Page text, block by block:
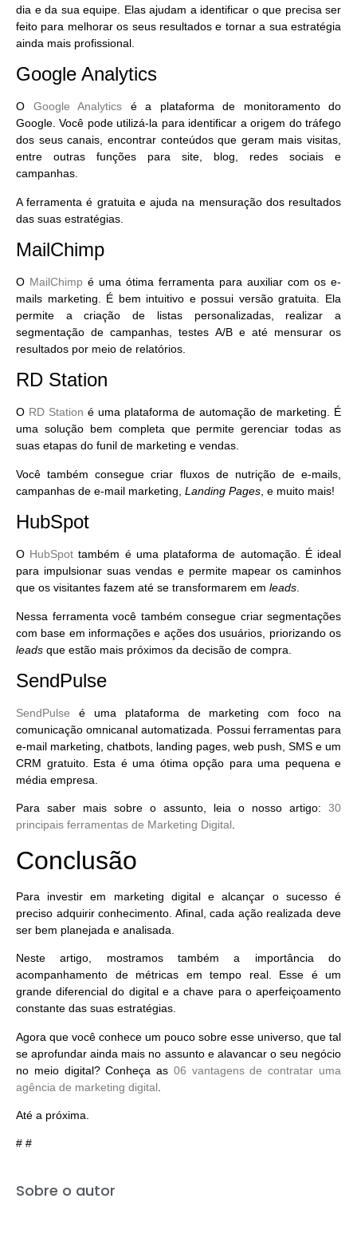
dia e da sua equipe. Elas ajudam a identificar o que precisa ser
feito para melhorar os seus resultados e tornar a sua estratégia
ainda mais profissional
Google Analytics
O Google Analytics é a plataforma de monitoramento do
Google. Você pode utilizá-la para identificar a origem do tráfego
dos seus canais, encontrar conteúdos que geram mais visitas,
entre outras funções para site, blog, redes sociais e
campanhas.
A ferramenta é gratuita e ajuda na mensuração dos resultados
das suas estratégias.
MailChimp
O MailChimp é uma ótima ferramenta para auxiliar com os e-
mails marketing . É bem intuitivo e possui versão gratuita. Ela
permite a criação de listas personalizadas, realizar a
segmentação de campanhas, testes A/B e até mensurar os
resultados por meio de relatórios.
RD Station
O RD Station é uma plataforma de automação de marketing. É
uma solução bem completa que permite gerenciar todas as
suas etapas do funil de marketing e vendas.
Você também consegue criar fluxos de nutrição de e-mails,
campanhas de e-mail marketing, Landing Pages , e muito mais!
HubSpot
O HubSpot também é uma plataforma de automação. É ideal
para impulsionar suas vendas e permite mapear os caminhos
que os visitantes fazem até se transformarem em leads
Nessa ferramenta você também consegue criar segmentações
com base em informações e ações dos usuários, priorizando os
leads que estão mais próximos da decisão de compra.
SendPulse
SendPulse é uma plataforma de marketing com foco na
comunicação omnicanal automatizada. Possui ferramentas para
e-mail marketing, chatbots, landing pages, web push, SMS e um
CRM gratuito. Esta é uma ótima opção para uma pequena e
média empresa.
Para saber mais sobre o assunto, leia o nosso artigo: 30
principais ferramentas de Marketing Digital.
Conclusão
Para investir em marketing digital e alcançar o sucesso é
preciso adquirir conhecimento . Afinal, cada ação realizada deve
ser bem planejada e analisada.
Neste artigo, mostramos também a importância do
acompanhamento de métricas em tempo real. Esse é um
grande diferencial do digital e a chave para o aperfeiçoamento
constante das suas estratégias
Agora que você conhece um pouco sobre esse universo, que tal
se aprofundar ainda mais no assunto e alavancar o seu negócio
no meio digital? Conheça as 06 vantagens de contratar uma
agência de marketing digital
Até a próxima.
# #
Sobre o autor